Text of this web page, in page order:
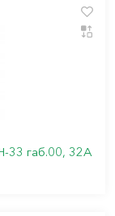
33 габ.00, 32А